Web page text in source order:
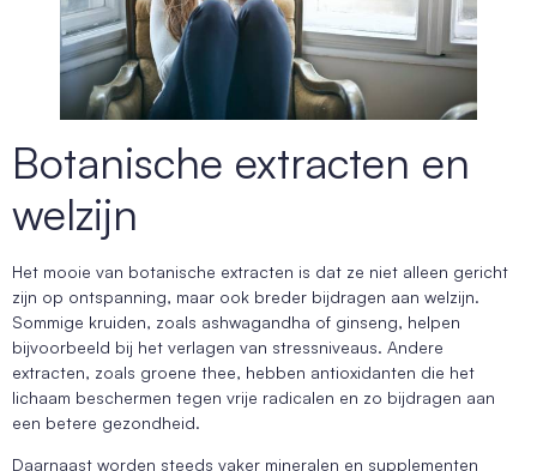
Botanische extracten en
welzijn
Het mooie van botanische extracten is dat ze niet alleen gericht
zijn op ontspanning, maar ook breder bijdragen aan welzijn.
Sommige kruiden, zoals ashwagandha of ginseng, helpen
bijvoorbeeld bij het verlagen van stressniveaus. Andere
extracten, zoals groene thee, hebben antioxidanten die het
lichaam beschermen tegen vrije radicalen en zo bijdragen aan
een betere gezondheid.
Daarnaast worden steeds vaker mineralen en supplementen